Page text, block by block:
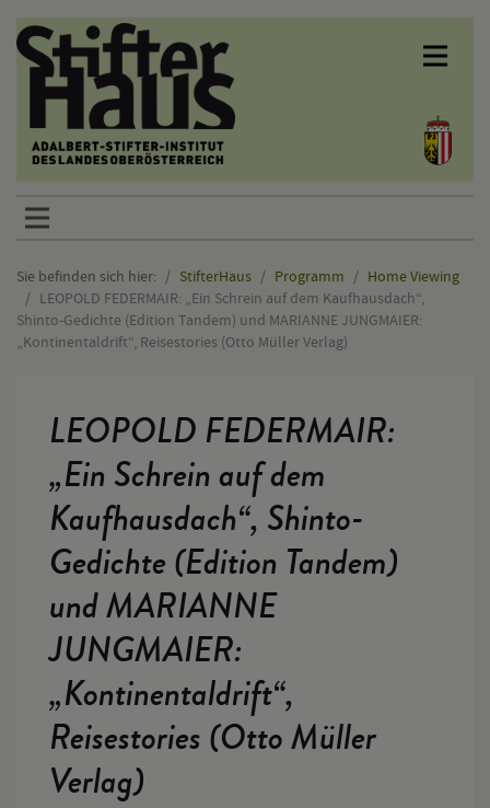
Sprunglinks
Sie befinden sich hier: StifterHaus Programm
Home Viewing
LEOPOLD FEDERMAIR: „Ein Schrein auf dem Kaufhausdach“,
Shinto-Gedichte (Edition Tandem) und MARIANNE JUNGMAIER:
„Kontinentaldrift“, Reisestories (Otto Müller Verlag)
LEOPOLD FEDERMAIR:
„Ein Schrein auf dem
Kaufhausdach“, Shinto-
Gedichte (Edition Tandem)
und MARIANNE
JUNGMAIER:
„Kontinentaldrift“,
Reisestories (Otto Müller
Verlag)